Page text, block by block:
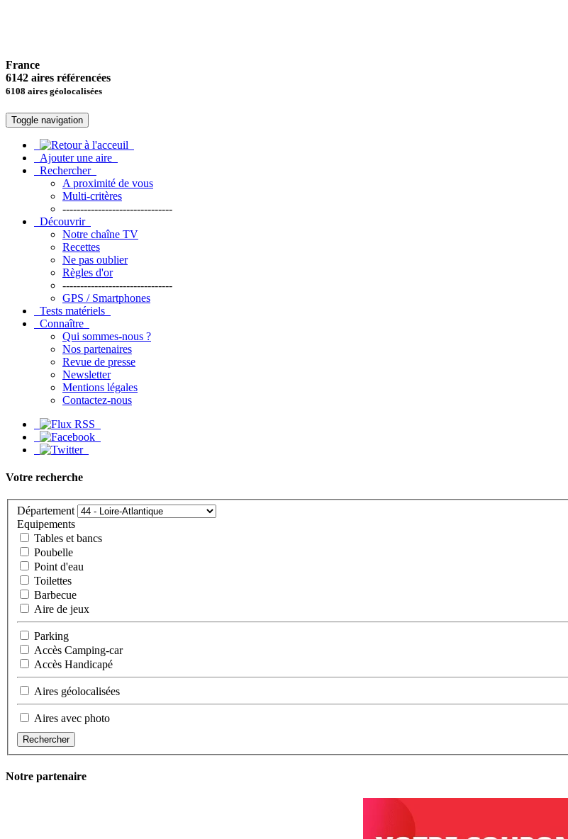
France
6142 aires référencées
6108 aires géolocalisées
Toggle navigation
Ajouter une aire
Rechercher
A proximité de vous
Multi-critères
-------------------------------
Découvrir
Notre chaîne TV
Recettes
Ne pas oublier
Règles d'or
-------------------------------
GPS / Smartphones
Tests matériels
Connaître
Qui sommes-nous ?
Nos partenaires
Revue de presse
Newsletter
Mentions légales
Contactez-nous
Votre recherche
Département
Equipements
Tables et bancs
Poubelle
Point d'eau
Toilettes
Barbecue
Aire de jeux
Parking
Accès Camping-car
Accès Handicapé
Aires géolocalisées
Aires avec photo
Rechercher
Notre partenaire